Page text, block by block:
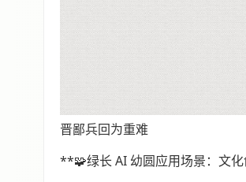
晋鄙兵回为重难
**🧩绿长 AI 幼圆应用场景：文